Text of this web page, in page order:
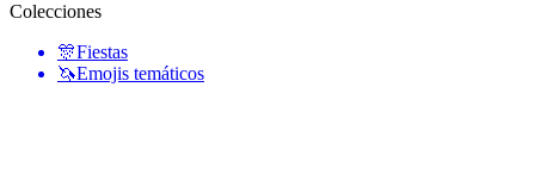
Colecciones
🎊Fiestas
🦄Emojis temáticos